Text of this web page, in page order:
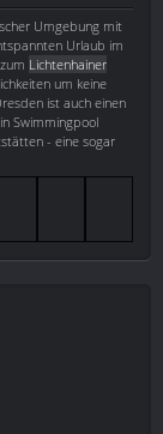
Umgebung mit
Urlaub im
Lichtenhainer
um keine
ist auch einen
Swimmingpool
- eine sogar